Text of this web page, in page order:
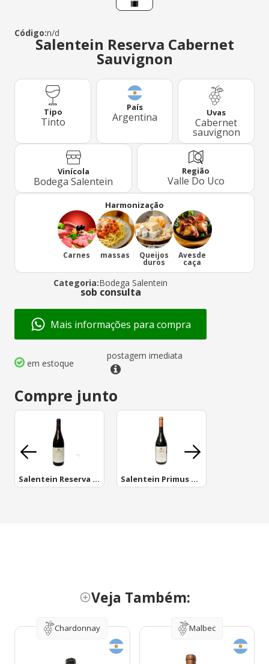
Código:n/d
Salentein Reserva Cabernet
Sauvignon
Tipo
Tinto
País
Argentina Uvas
Cabernet
sauvignon
Vinícola
Bodega Salentein
Região
Valle Do Uco
Harmonização
Carnes massas Queijos
duros
Avesde
caça
Categoria:Bodega Salentein
sob consulta
Mais informações para compra
em estoque
postagem imediata
Compre junto
Salentein Reserva Pinot Salentein Primus Pinot
Veja Também:
Chardonnay Malbec